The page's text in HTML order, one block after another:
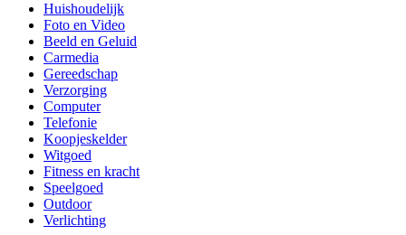
Huishoudelijk
Foto en Video
Beeld en Geluid
Carmedia
Gereedschap
Verzorging
Computer
Telefonie
Koopjeskelder
Witgoed
Fitness en kracht
Speelgoed
Outdoor
Verlichting